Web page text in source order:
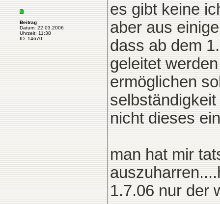
Beitrag
Datum: 22.03.2006
Uhrzeit: 11:38
ID: 14670
es gibt keine
aber aus
dass ab dem
geleitet
ermöglichen
nicht dieses
man hat mir
1.7.06 nur der